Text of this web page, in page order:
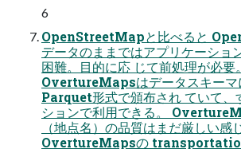
6
OpenStreetMapと比べると
データのままではアプリケーショ
困難。目的に応 じて前処理が必要。
OvertureMapsはデータスキーマ
Parquet形式で頒布され ていて、
ションで利用できる。
（地点名）の品質はまだ厳しい感じ
OvertureMapsの transportation